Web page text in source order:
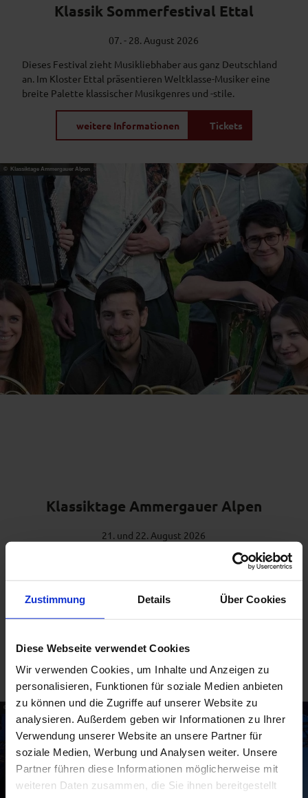
Zustimmung Details Über Cookies
Diese Webseite verwendet Cookies
Wir verwenden Cookies, um Inhalte und Anzeigen zu
personalisieren, Funktionen für soziale Medien anbieten
zu können und die Zugriffe auf unserer Website zu
analysieren. Außerdem geben wir Informationen zu Ihrer
Verwendung unserer Website an unsere Partner für
soziale Medien, Werbung und Analysen weiter. Unsere
Partner führen diese Informationen möglicherweise mit
weiteren Daten zusammen, die Sie ihnen bereitgestellt
Klassik Sommerfestival Ettal
07. - 28. August 2026
Dieses Festival zieht Musikliebhaber aus ganz Deutschland
an. Im Kloster Ettal präsentieren Weltklasse-Musiker eine
breite Palette klassischer Musikgenres und -stile.
weitere Informationen Tickets
© Klassiktage Ammergauer Alpen
Klassiktage Ammergauer Alpen
21. und 22. August 2026
Ein eigens kuratiertes Kammermusikprogramm bildet den
Einstieg in die Klassiktage Ammergauer Alpen. Am zweiten
musikalisch-komödiantische Kombination aus Tanz, Gesang,
Blasmusik, Schlager, Jazz und Kabarett gegenüber. Ganz
weitere Informationen
© Passionstheater, Sebastian Schulte